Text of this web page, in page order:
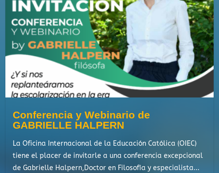
Conferencia y Webinario de
GABRIELLE HALPERN
La Oficina Internacional de la Educación Católica (OIEC)
tiene el placer de invitarle a una conferencia excepcional
de Gabrielle Halpern,Doctor en Filosofía y especialista...